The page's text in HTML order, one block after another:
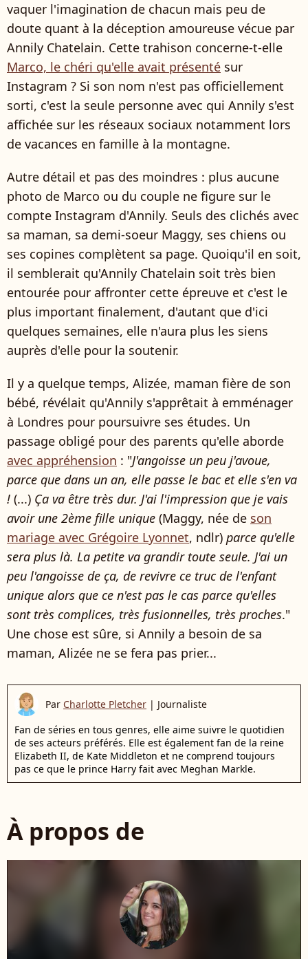
vaquer l'imagination de chacun mais peu de
doute quant à la déception amoureuse vécue par
Annily Chatelain. Cette trahison concerne-t-elle
Marco, le chéri qu'elle avait présenté sur
Instagram ? Si son nom n'est pas officiellement
sorti, c'est la seule personne avec qui Annily s'est
affichée sur les réseaux sociaux notamment lors
de vacances en famille à la montagne.
Autre détail et pas des moindres : plus aucune
photo de Marco ou du couple ne figure sur le
compte Instagram d'Annily. Seuls des clichés avec
sa maman, sa demi-soeur Maggy, ses chiens ou
ses copines complètent sa page. Quoiqu'il en soit,
il semblerait qu'Annily Chatelain soit très bien
entourée pour affronter cette épreuve et c'est le
plus important finalement, d'autant que d'ici
quelques semaines, elle n'aura plus les siens
auprès d'elle pour la soutenir.
Il y a quelque temps, Alizée, maman fière de son
bébé, révélait qu'Annily s'apprêtait à emménager
à Londres pour poursuivre ses études. Un
passage obligé pour des parents qu'elle aborde
avec appréhension : "J'angoisse un peu j'avoue,
parce que dans un an, elle passe le bac et elle s'en va
! (...) Ça va être très dur. J'ai l'impression que je vais
avoir une 2ème fille unique (Maggy, née de son
mariage avec Grégoire Lyonnet, ndlr) parce qu'elle
sera plus là. La petite va grandir toute seule. J'ai un
peu l'angoisse de ça, de revivre ce truc de l'enfant
unique alors que ce n'est pas le cas parce qu'elles
sont très complices, très fusionnelles, très proches."
Une chose est sûre, si Annily a besoin de sa
maman, Alizée ne se fera pas prier...
Par Charlotte Pletcher | Journaliste
Fan de séries en tous genres, elle aime suivre le quotidien
de ses acteurs préférés. Elle est également fan de la reine
Elizabeth II, de Kate Middleton et ne comprend toujours
pas ce que le prince Harry fait avec Meghan Markle.
À propos de